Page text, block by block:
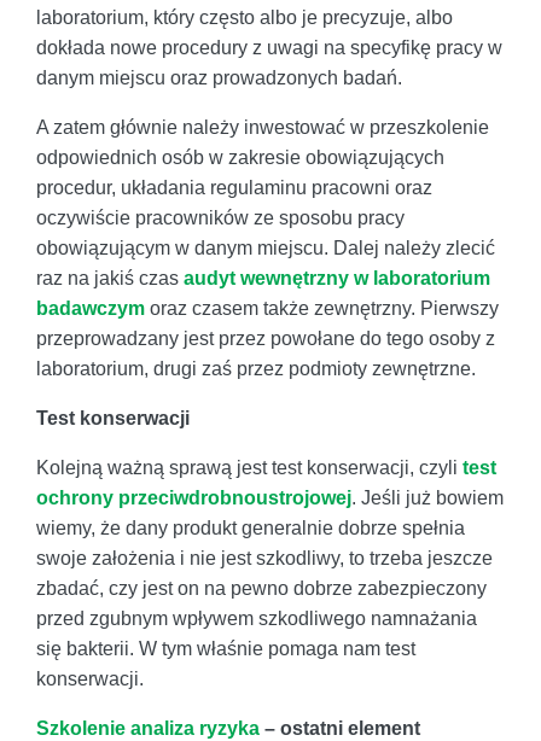
laboratorium, który często albo je precyzuje, albo
dokłada nowe procedury z uwagi na specyfikę pracy w
danym miejscu oraz prowadzonych badań.
A zatem głównie należy inwestować w przeszkolenie
odpowiednich osób w zakresie obowiązujących
procedur, układania regulaminu pracowni oraz
oczywiście pracowników ze sposobu pracy
obowiązującym w danym miejscu. Dalej należy zlecić
raz na jakiś czas audyt wewnętrzny w laboratorium
badawczym oraz czasem także zewnętrzny. Pierwszy
przeprowadzany jest przez powołane do tego osoby z
laboratorium, drugi zaś przez podmioty zewnętrzne.
Test konserwacji
Kolejną ważną sprawą jest test konserwacji, czyli test
ochrony przeciwdrobnoustrojowej. Jeśli już bowiem
wiemy, że dany produkt generalnie dobrze spełnia
swoje założenia i nie jest szkodliwy, to trzeba jeszcze
zbadać, czy jest on na pewno dobrze zabezpieczony
przed zgubnym wpływem szkodliwego namnażania
się bakterii. W tym właśnie pomaga nam test
konserwacji.
Szkolenie analiza ryzyka – ostatni element